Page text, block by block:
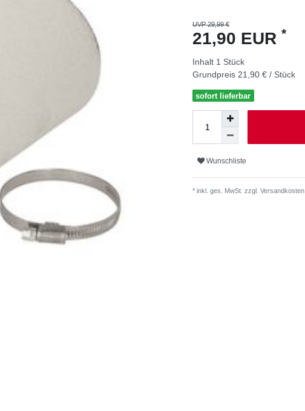
UVP 29,99 €
21,90 EUR *
Inhalt 1 Stück
Grundpreis 21,90 € / Stück
sofort lieferbar
Wunschliste
* inkl. ges. MwSt. zzgl. Versandkosten